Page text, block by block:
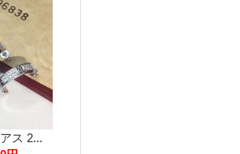
ス 2...